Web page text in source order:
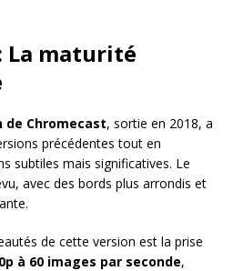
La maturité
Chromecast, sortie en 2018, a
précédentes tout en
subtiles mais significatives. Le
avec des bords plus arrondis et
de cette version est la prise
à 60 images par seconde,